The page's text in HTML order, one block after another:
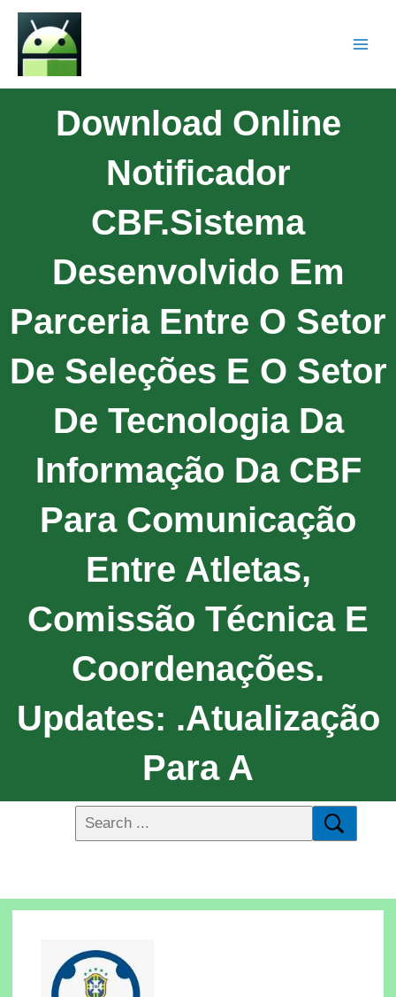
Download Online
Notificador
CBF.Sistema
Desenvolvido Em
Parceria Entre O Setor
De Seleções E O Setor
De Tecnologia Da
Informação Da CBF
Para Comunicação
Entre Atletas,
Comissão Técnica E
Coordenações.
Updates: .Atualização
Para A